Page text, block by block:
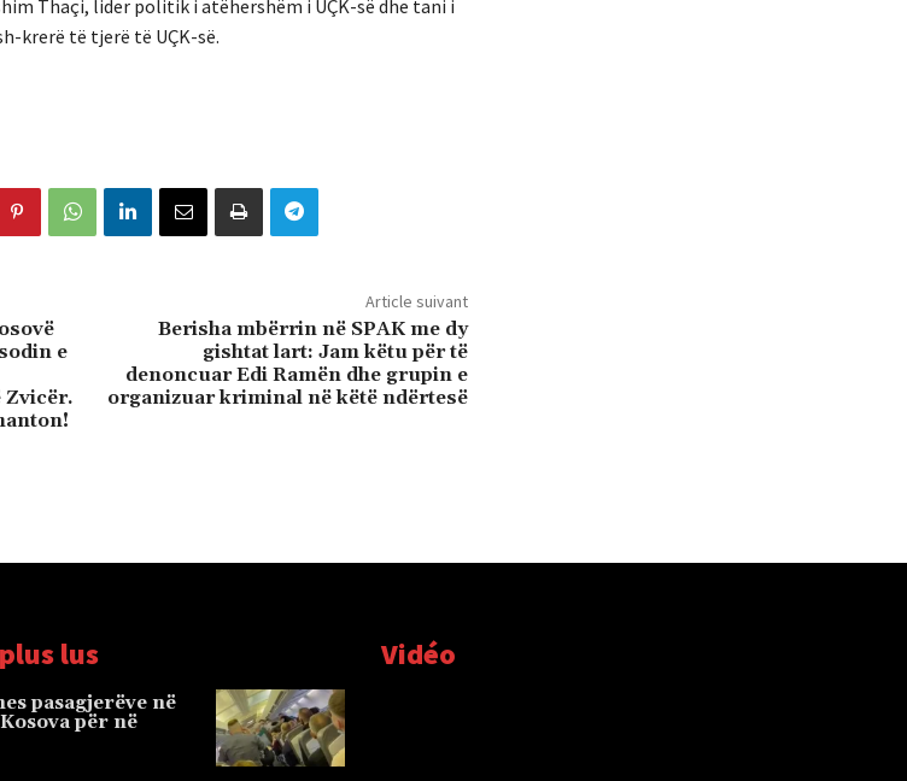
Thaçi, lider politik i atëhershëm i UÇK-së dhe tani i
krerë të tjerë të UÇK-së.
e
Zvicër.
Article suivant
Berisha mbërrin në SPAK me dy
gishtat lart: Jam këtu për të
denoncuar Edi Ramën dhe grupin e
organizuar kriminal në këtë ndërtesë
lus
pasagjerëve në
për në
Vidéo